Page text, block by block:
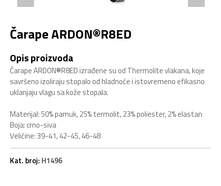
Čarape ARDON®R8ED
Opis proizvoda
Čarape ARDON®R8ED izrađene su od Thermolite vlakana, koje
savršeno izoliraju stopalo od hladnoće i istovremeno efikasno
uklanjaju vlagu sa kože stopala.
Materijal: 50% pamuk, 25% termolit, 23% poliester, 2% elastan
Boja: crno-siva
Veličine: 39-41, 42-45, 46-48
Kat. broj: H1496